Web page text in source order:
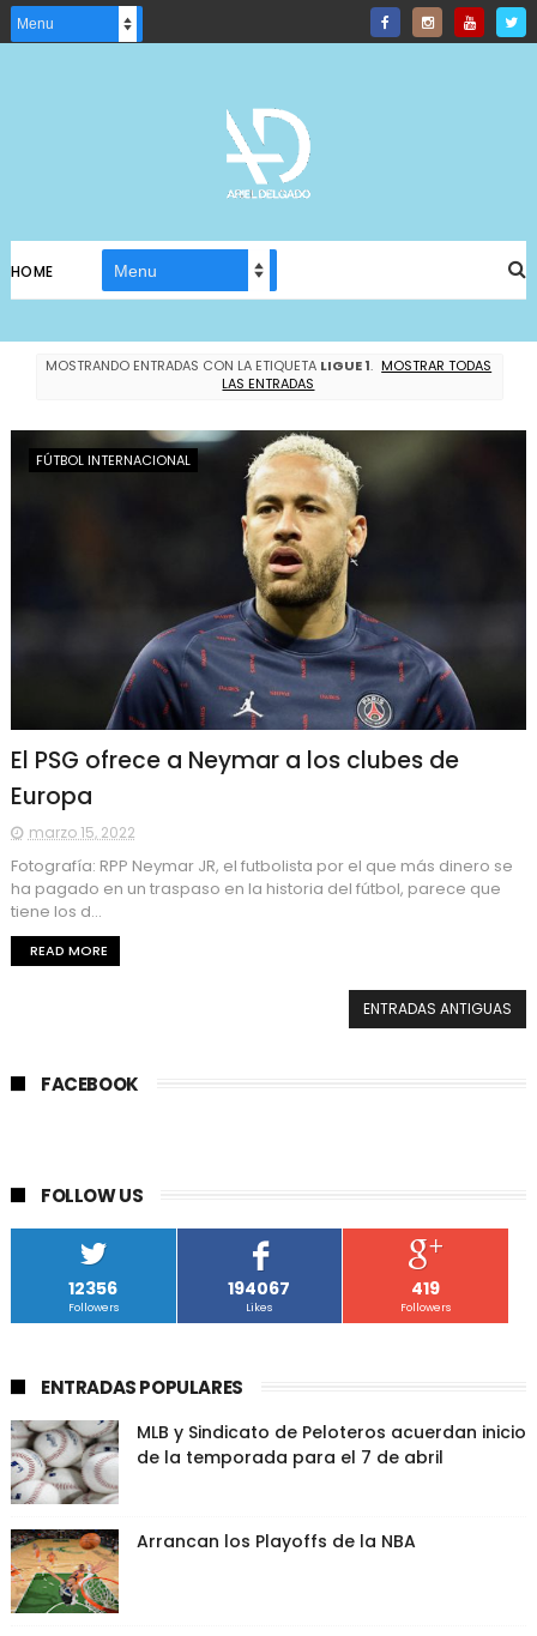
HOME
MOSTRANDO ENTRADAS CON LA ETIQUETA LIGUE 1. MOSTRAR TODAS
LAS ENTRADAS
FÚTBOL INTERNACIONAL
El PSG ofrece a Neymar a los clubes de
Europa
marzo 15, 2022
Fotografía: RPP Neymar JR, el futbolista por el que más dinero se
ha pagado en un traspaso en la historia del fútbol, parece que
tiene los d...
READ MORE
ENTRADAS ANTIGUAS
FACEBOOK
FOLLOW US
12356
Followers
194067
Likes
419
Followers
ENTRADAS POPULARES
MLB y Sindicato de Peloteros acuerdan inicio
de la temporada para el 7 de abril
Arrancan los Playoffs de la NBA